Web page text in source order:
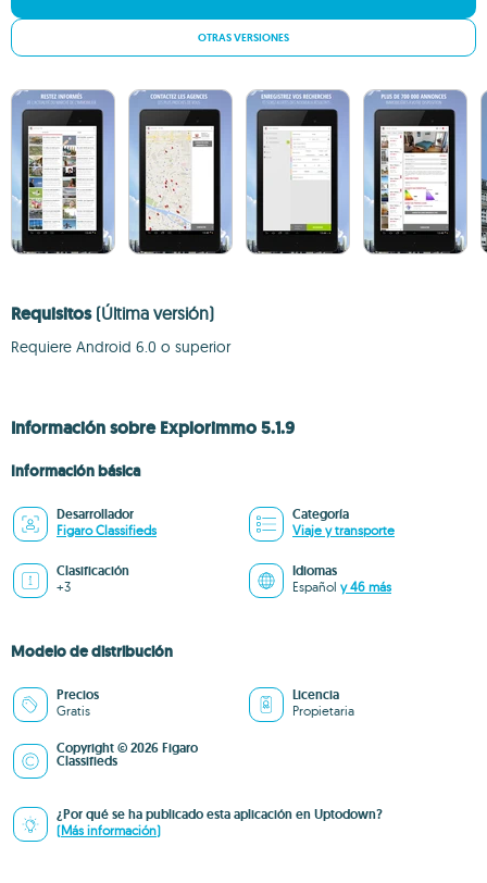
OTRAS VERSIONES
Requisitos (Última versión)
Requiere Android 6.0 o superior
Información sobre Explorimmo 5.1.9
Información básica
Desarrollador
Figaro Classifieds
Categoría
Viaje y transporte
Clasificación
+3
Idiomas
Español y 46 más
Modelo de distribución
Precios
Gratis
Licencia
Propietaria
Copyright © 2026 Figaro
Classifieds
¿Por qué se ha publicado esta aplicación en Uptodown?
(Más información)